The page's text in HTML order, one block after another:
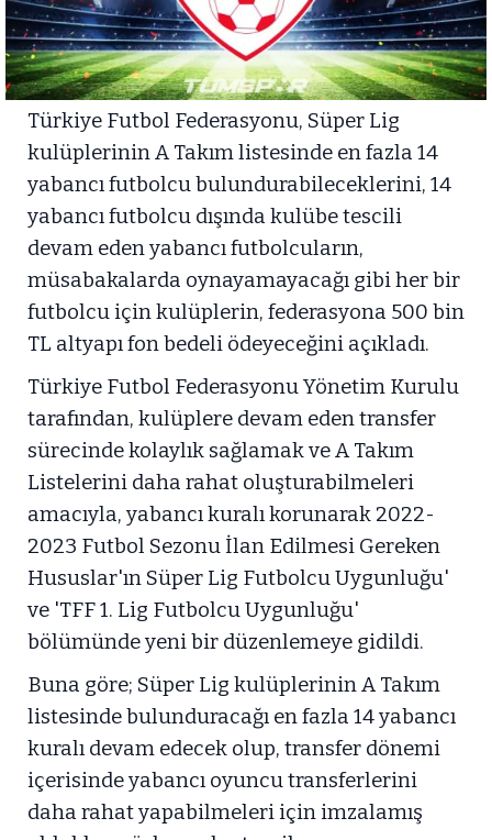
Türkiye Futbol Federasyonu, Süper Lig
kulüplerinin A Takım listesinde en fazla 14
yabancı futbolcu bulundurabileceklerini, 14
yabancı futbolcu dışında kulübe tescili
devam eden yabancı futbolcuların,
müsabakalarda oynayamayacağı gibi her bir
futbolcu için kulüplerin, federasyona 500 bin
TL altyapı fon bedeli ödeyeceğini açıkladı.
Türkiye Futbol Federasyonu Yönetim Kurulu
tarafından, kulüplere devam eden transfer
sürecinde kolaylık sağlamak ve A Takım
Listelerini daha rahat oluşturabilmeleri
amacıyla, yabancı kuralı korunarak 2022-
2023 Futbol Sezonu İlan Edilmesi Gereken
Hususlar'ın Süper Lig Futbolcu Uygunluğu'
ve 'TFF 1. Lig Futbolcu Uygunluğu'
bölümünde yeni bir düzenlemeye gidildi.
Buna göre; Süper Lig kulüplerinin A Takım
listesinde bulunduracağı en fazla 14 yabancı
kuralı devam edecek olup, transfer dönemi
içerisinde yabancı oyuncu transferlerini
daha rahat yapabilmeleri için imzalamış